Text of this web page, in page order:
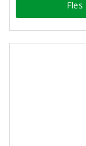
Fles